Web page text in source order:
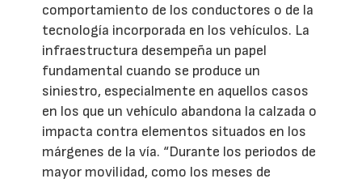
comportamiento de los conductores o de la
tecnología incorporada en los vehículos. La
infraestructura desempeña un papel
fundamental cuando se produce un
siniestro, especialmente en aquellos casos
en los que un vehículo abandona la calzada o
impacta contra elementos situados en los
márgenes de la vía. “Durante los periodos de
mayor movilidad, como los meses de